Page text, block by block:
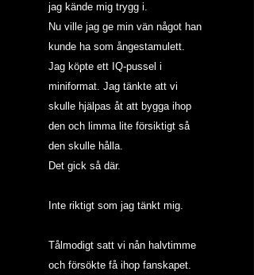
jag kände mig trygg i.
Nu ville jag ge min vän något han
kunde ha som ångestamulett.
Jag köpte ett IQ-pussel i
miniformat. Jag tänkte att vi
skulle hjälpas åt att bygga ihop
den och limma lite försiktigt så
den skulle hålla.
Det gick så där.
Inte riktigt som jag tänkt mig.
Tålmodigt satt vi nån halvtimme
och försökte få ihop fanskapet.